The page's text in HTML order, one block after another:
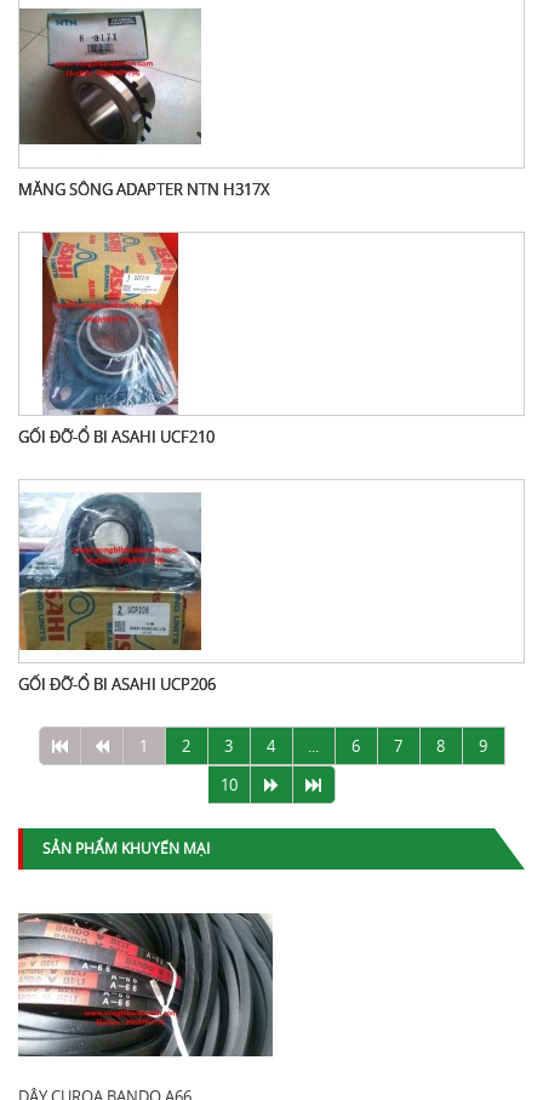
MĂNG SÔNG ADAPTER NTN H317X
GỐI ĐỠ-Ổ BI ASAHI UCF210
GỐI ĐỠ-Ổ BI ASAHI UCP206
1 2 3 4 ... 6 7 8
9
10
SẢN PHẨM KHUYẾN MẠI